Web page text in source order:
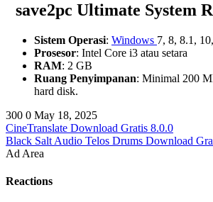
save2pc Ultimate System
Sistem Operasi: Windows 7, 8, 8.1,
Prosesor: Intel Core i3 atau setara
RAM: 2 GB
Ruang Penyimpanan: Minimal 200
hard disk.
300 0 May 18, 2025
CineTranslate Download Gratis 8.0.0
Black Salt Audio Telos Drums Download
Ad Area
Reactions